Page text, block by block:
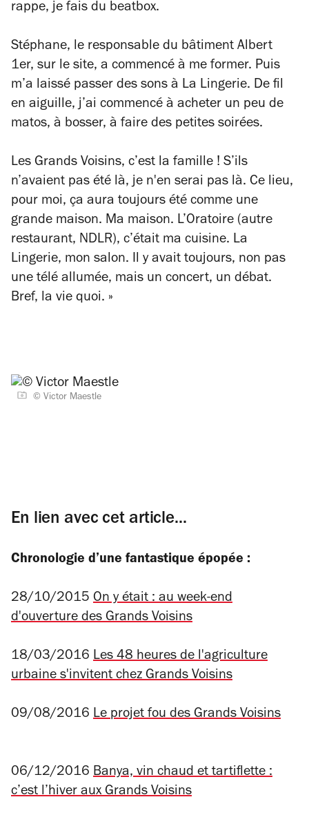
rappe, je fais du beatbox.
Stéphane, le responsable du bâtiment Albert
1er, sur le site, a commencé à me former. Puis
m’a laissé passer des sons à La Lingerie. De fil
en aiguille, j’ai commencé à acheter un peu de
matos, à bosser, à faire des petites soirées.
Les Grands Voisins, c’est la famille ! S’ils
n’avaient pas été là, je n'en serai pas là. Ce lieu,
pour moi, ça aura toujours été comme une
grande maison. Ma maison. L’Oratoire (autre
restaurant, NDLR), c’était ma cuisine. La
Lingerie, mon salon. Il y avait toujours, non pas
une télé allumée, mais un concert, un débat.
Bref, la vie quoi. »
© Victor Maestle
En lien avec cet article...
Chronologie d’une fantastique épopée :
28/10/2015 On y était : au week-end
d'ouverture des Grands Voisins
18/03/2016 Les 48 heures de l'agriculture
urbaine s'invitent chez Grands Voisins
09/08/2016 Le projet fou des Grands Voisins
06/12/2016 Banya, vin chaud et tartiflette :
c’est l’hiver aux Grands Voisins